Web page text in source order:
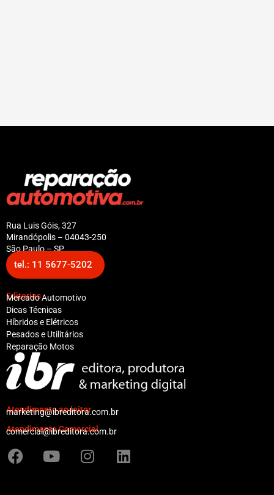
Rua Luis Góis, 327
Mirandópolis – 04043-250
São Paulo – SP
tel.: 11 5677-5202
Editorias
Mercado Automotivo
Dicas Técnicas
Híbridos e Elétricos
Pesados e Utilitários
Reparação Motos
Atendimento ao leitor
marketing@ibreditora.com.br
Atendimento Comercial
comercial@ibreditora.com.br
F
a
Y
o
I
n
L
i